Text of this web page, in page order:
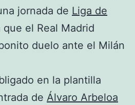
jornada de Liga de
que el Real Madrid
duelo ante el Milán
en la plantilla
de Álvaro Arbeloa